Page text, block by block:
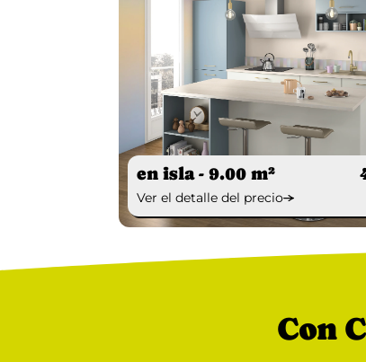
en isla - 9.00 m²
Ver el detalle del precio
Con